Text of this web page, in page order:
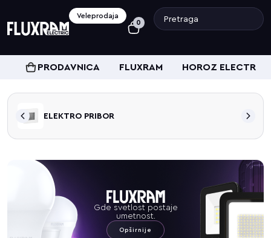
Veleprodaja
0
PRODAVNICA FLUXRAM HOROZ ELECTRIC
ELEKTRO PRIBOR
Gde svetlost postaje
umetnost.
Opširnije